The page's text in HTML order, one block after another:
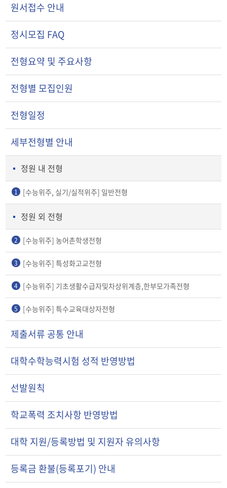
원서접수 안내
정시모집 FAQ
전형요약 및 주요사항
전형별 모집인원
전형일정
세부전형별 안내
정원 내 전형
1 [수능위주, 실기/실적위주] 일반전형
정원 외 전형
2 [수능위주] 농어촌학생전형
3 [수능위주] 특성화고교전형
4 [수능위주] 기초생활수급자및차상위계층,한부모가족전형
5 [수능위주] 특수교육대상자전형
제출서류 공통 안내
대학수학능력시험 성적 반영방법
선발원칙
학교폭력 조치사항 반영방법
대학 지원/등록방법 및 지원자 유의사항
등록금 환불(등록포기) 안내